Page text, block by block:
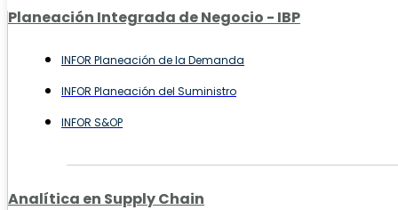
Planeación Integrada de Negocio - IBP
INFOR Planeación de la Demanda
INFOR Planeación del Suministro
INFOR S&OP
Analítica en Supply Chain